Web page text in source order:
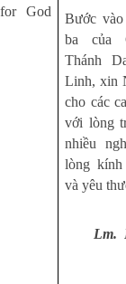
God
Bước
ba của
Thánh
Linh, xin
cho các
với lòng
nhiều
lòng kính
và yêu
Lm.